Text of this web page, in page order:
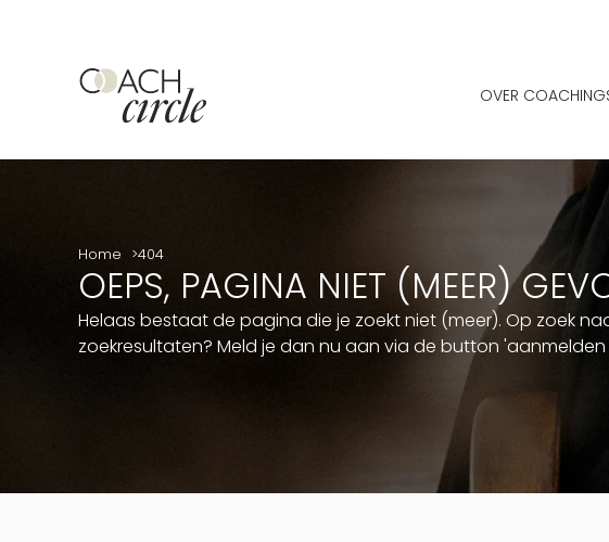
OVER COACHING
Home 404
OEPS, PAGINA NIET (MEER)
Helaas bestaat de pagina die je zoekt niet (meer). Op zoek
zoekresultaten? Meld je dan nu aan via de button